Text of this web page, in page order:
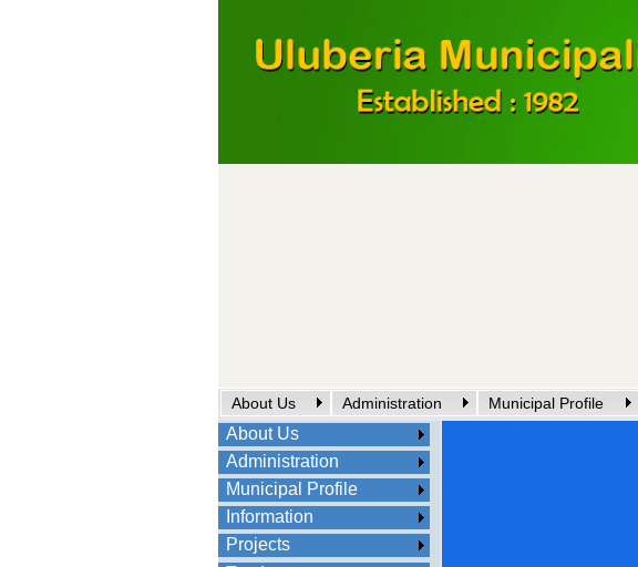
About Us Administration Municipal Profile
About Us
Administration
Municipal Profile
Information
Projects